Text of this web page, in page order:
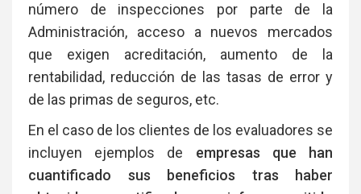
número de inspecciones por parte de la
Administración, acceso a nuevos mercados
que exigen acreditación, aumento de la
rentabilidad, reducción de las tasas de error y
de las primas de seguros, etc.
En el caso de los clientes de los evaluadores se
incluyen ejemplos de empresas que han
cuantificado sus beneficios tras haber